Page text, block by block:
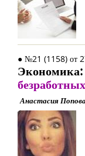
● №21 (1158) от
Экономика:
безработных
Анастасия